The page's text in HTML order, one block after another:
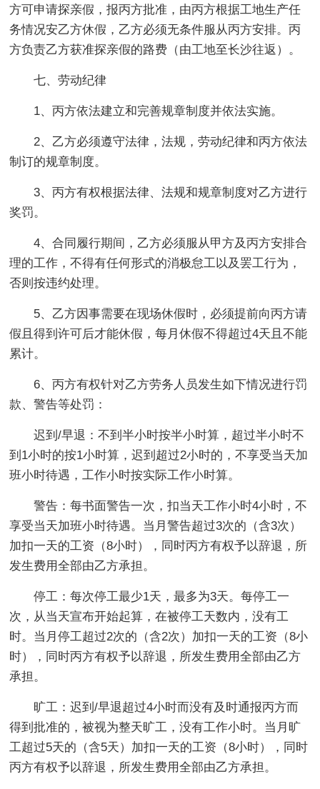
方可申请探亲假，报丙方批准，由丙方根据工地生产任
务情况安乙方休假，乙方必须无条件服从丙方安排。丙
方负责乙方获准探亲假的路费（由工地至长沙往返）。
七、劳动纪律
1、丙方依法建立和完善规章制度并依法实施。
2、乙方必须遵守法律，法规，劳动纪律和丙方依法
制订的规章制度。
3、丙方有权根据法律、法规和规章制度对乙方进行
奖罚。
4、合同履行期间，乙方必须服从甲方及丙方安排合
理的工作，不得有任何形式的消极怠工以及罢工行为，
否则按违约处理。
5、乙方因事需要在现场休假时，必须提前向丙方请
假且得到许可后才能休假，每月休假不得超过4天且不能
累计。
6、丙方有权针对乙方劳务人员发生如下情况进行罚
款、警告等处罚：
迟到/早退：不到半小时按半小时算，超过半小时不
到1小时的按1小时算，迟到超过2小时的，不享受当天加
班小时待遇，工作小时按实际工作小时算。
警告：每书面警告一次，扣当天工作小时4小时，不
享受当天加班小时待遇。当月警告超过3次的（含3次）
加扣一天的工资（8小时），同时丙方有权予以辞退，所
发生费用全部由乙方承担。
停工：每次停工最少1天，最多为3天。每停工一
次，从当天宣布开始起算，在被停工天数内，没有工
时。当月停工超过2次的（含2次）加扣一天的工资（8小
时），同时丙方有权予以辞退，所发生费用全部由乙方
承担。
旷工：迟到/早退超过4小时而没有及时通报丙方而
得到批准的，被视为整天旷工，没有工作小时。当月旷
工超过5天的（含5天）加扣一天的工资（8小时），同时
丙方有权予以辞退，所发生费用全部由乙方承担。